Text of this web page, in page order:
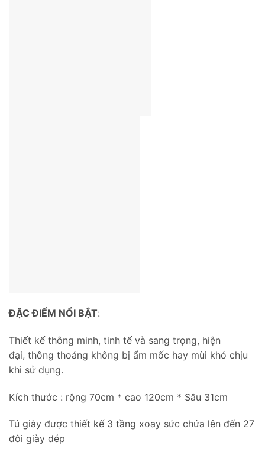
ĐẶC ĐIỂM NỔI BẬT:
Thiết kế thông minh, tinh tế và sang trọng, hiện
đại, thông thoáng không bị ẩm mốc hay mùi khó chịu
khi sử dụng.
Kích thước : rộng 70cm * cao 120cm * Sâu 31cm
Tủ giày được thiết kế 3 tầng xoay sức chứa lên đến 27
đôi giày dép